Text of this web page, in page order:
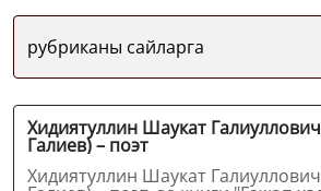
рубриканы сайларга
Хидиятуллин Шаукат
Галиев) – поэт
Хидиятуллин Шаукат